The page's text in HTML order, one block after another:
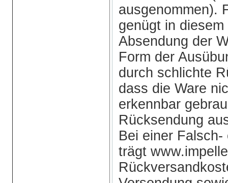
ausgenommen).
genügt in
Absendung der
Form der
durch schlichte
dass die Ware
erkennbar
Rücksendung
Bei einer
trägt